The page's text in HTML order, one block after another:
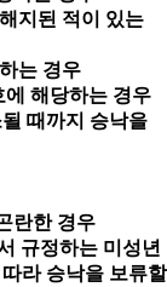
지된 적이 있는
는 경우
해당하는 경우
때까지 승낙을
란한 경우
규정하는 미성년
라 승낙을 보류할